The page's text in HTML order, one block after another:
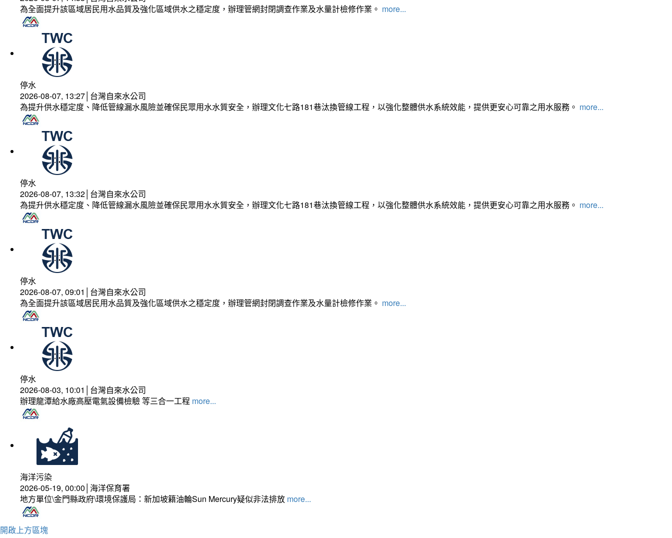
為全面提升該區域居民用水品質及強化區域供水之穩定度，辦理管網封閉調查作業及水量計檢修作業。 more...
停水
2026-08-07, 13:27│台灣自來水公司
為提升供水穩定度、降低管線漏水風險並確保民眾用水水質安全，辦理文化七路181巷汰換管線工程，以強化整體供水系統效能，提供更安心可靠之用水服務。 more...
停水
2026-08-07, 13:32│台灣自來水公司
為提升供水穩定度、降低管線漏水風險並確保民眾用水水質安全，辦理文化七路181巷汰換管線工程，以強化整體供水系統效能，提供更安心可靠之用水服務。 more...
停水
2026-08-07, 09:01│台灣自來水公司
為全面提升該區域居民用水品質及強化區域供水之穩定度，辦理管網封閉調查作業及水量計檢修作業。 more...
停水
2026-08-03, 10:01│台灣自來水公司
辦理龍潭給水廠高壓電氣設備檢驗 等三合一工程 more...
海洋污染
2026-05-19, 00:00│海洋保育署
地方單位\金門縣政府\環境保護局：新加坡籍油輪Sun Mercury疑似非法排放 more...
開啟上方區塊